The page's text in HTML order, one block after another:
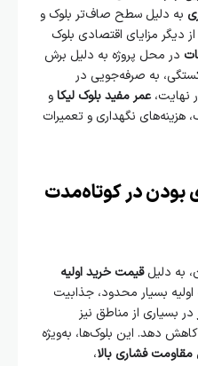
به دلیل سطح صاف‌تر بلوک و
از دیگر مزایای اقتصادی بلوک
در محل پروژه به دلیل برش
به صرفه‌جویی در
نهایت،عمر مفید بلوک لیکاو
هزینه‌های نگهداری و تعمیرات
بودن در کوتاه‌مدت
به دلیلقیمت خرید اولیه
اولیه بسیار محدود، جذابیت
در بسیاری از مناطق نیز
دهد. این بلوک‌ها، به‌ویژه
مقاومت فشاری بالا،